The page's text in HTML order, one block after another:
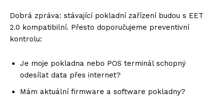
Dobrá zpráva: stávající pokladní zařízení budou s EET
2.0 kompatibilní. Přesto doporučujeme preventivní
kontrolu:
Je moje pokladna nebo POS terminál schopný
odesílat data přes internet?
Mám aktuální firmware a software pokladny?